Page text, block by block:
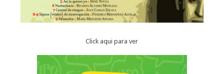
Click aqui para ver